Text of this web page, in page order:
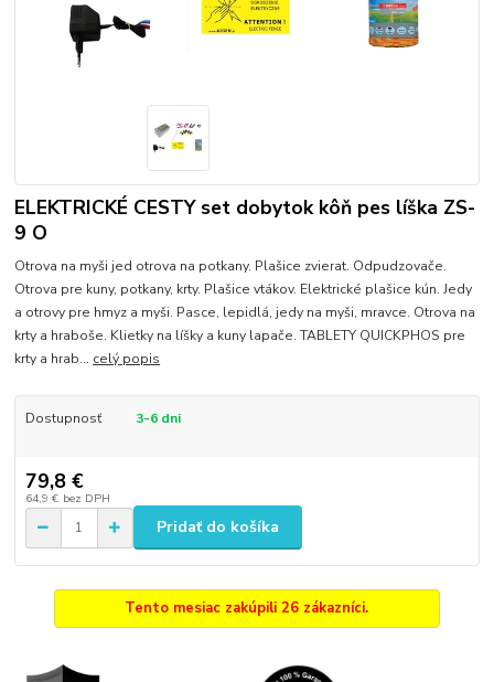
ELEKTRICKÉ CESTY set dobytok kôň pes líška ZS-
9 O
Otrova na myši jed otrova na potkany. Plašice zvierat. Odpudzovače.
Otrova pre kuny, potkany, krty. Plašice vtákov. Elektrické plašice kún. Jedy
a otrovy pre hmyz a myši. Pasce, lepidlá, jedy na myši, mravce. Otrova na
krty a hraboše. Klietky na líšky a kuny lapače. TABLETY QUICKPHOS pre
krty a hrab... celý popis
Dostupnosť 3-6 dni
79,8 €
64,9 € bez DPH
Pridať do košíka
Tento mesiac zakúpili 26 zákazníci.